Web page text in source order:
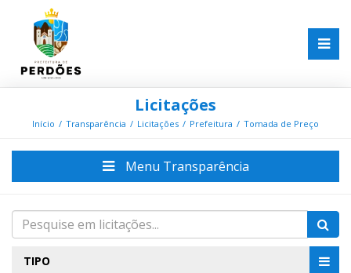
Licitações
Início Transparência Licitações Prefeitura Tomada de Preço
Menu Transparência
TIPO